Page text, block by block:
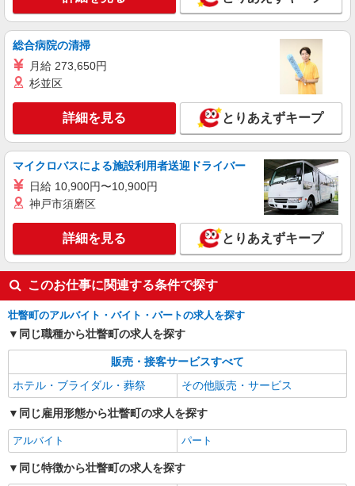
総合病院の清掃
月給 273,650円
杉並区
詳細を見る とりあえずキープ
マイクロバスによる施設利用者送迎ドライバー
日給 10,900円〜10,900円
神戸市須磨区
詳細を見る とりあえずキープ
このお仕事に関連する条件で探す
壮瞥町のアルバイト・バイト・パートの求人を探す
同じ職種から壮瞥町の求人を探す
販売・接客サービスすべて
ホテル・ブライダル・葬祭
その他販売・サービス
同じ雇用形態から壮瞥町の求人を探す
アルバイト パート
同じ特徴から壮瞥町の求人を探す